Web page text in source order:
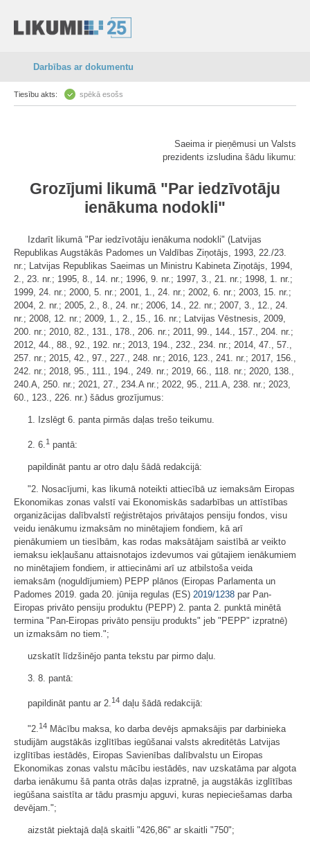
Darbības ar dokumentu
Tiesību akts: spēkā esošs
Saeima ir pieņēmusi un Valsts
prezidents izsludina šādu likumu:
Grozījumi likumā "Par iedzīvotāju
ienākuma nodokli"
Izdarīt likumā "Par iedzīvotāju ienākuma nodokli" (Latvijas
Republikas Augstākās Padomes un Valdības Ziņotājs, 1993, 22./23.
nr.; Latvijas Republikas Saeimas un Ministru Kabineta Ziņotājs, 1994,
2., 23. nr.; 1995, 8., 14. nr.; 1996, 9. nr.; 1997, 3., 21. nr.; 1998, 1. nr.;
1999, 24. nr.; 2000, 5. nr.; 2001, 1., 24. nr.; 2002, 6. nr.; 2003, 15. nr.;
2004, 2. nr.; 2005, 2., 8., 24. nr.; 2006, 14., 22. nr.; 2007, 3., 12., 24.
nr.; 2008, 12. nr.; 2009, 1., 2., 15., 16. nr.; Latvijas Vēstnesis, 2009,
200. nr.; 2010, 82., 131., 178., 206. nr.; 2011, 99., 144., 157., 204. nr.;
2012, 44., 88., 92., 192. nr.; 2013, 194., 232., 234. nr.; 2014, 47., 57.,
257. nr.; 2015, 42., 97., 227., 248. nr.; 2016, 123., 241. nr.; 2017, 156.,
242. nr.; 2018, 95., 111., 194., 249. nr.; 2019, 66., 118. nr.; 2020, 138.,
240.A, 250. nr.; 2021, 27., 234.A nr.; 2022, 95., 211.A, 238. nr.; 2023,
60., 123., 226. nr.) šādus grozījumus:
1. Izslēgt 6. panta pirmās daļas trešo teikumu.
2. 6.1 pantā:
papildināt pantu ar otro daļu šādā redakcijā:
"2. Nosacījumi, kas likumā noteikti attiecībā uz iemaksām Eiropas
Ekonomikas zonas valstī vai Ekonomiskās sadarbības un attīstības
organizācijas dalībvalstī reģistrētajos privātajos pensiju fondos, visu
veidu ienākumu izmaksām no minētajiem fondiem, kā arī
pienākumiem un tiesībām, kas rodas maksātājam saistībā ar veikto
iemaksu iekļaušanu attaisnotajos izdevumos vai gūtajiem ienākumiem
no minētajiem fondiem, ir attiecināmi arī uz atbilstoša veida
iemaksām (noguldījumiem) PEPP plānos (Eiropas Parlamenta un
Padomes 2019. gada 20. jūnija regulas (ES) 2019/1238 par Pan-
Eiropas privāto pensiju produktu (PEPP) 2. panta 2. punktā minētā
termina "Pan-Eiropas privāto pensiju produkts" jeb "PEPP" izpratnē)
un izmaksām no tiem.";
uzskatīt līdzšinējo panta tekstu par pirmo daļu.
3. 8. pantā:
papildināt pantu ar 2.14 daļu šādā redakcijā:
"2. 14 Mācību maksa, ko darba devējs apmaksājis par darbinieka
studijām augstākās izglītības iegūšanai valsts akreditētās Latvijas
izglītības iestādēs, Eiropas Savienības dalībvalstu un Eiropas
Ekonomikas zonas valstu mācību iestādēs, nav uzskatāma par algota
darba ienākumu šā panta otrās daļas izpratnē, ja augstākās izglītības
iegūšana saistīta ar tādu prasmju apguvi, kuras nepieciešamas darba
devējam.";
aizstāt piektajā daļā skaitli "426,86" ar skaitli "750";